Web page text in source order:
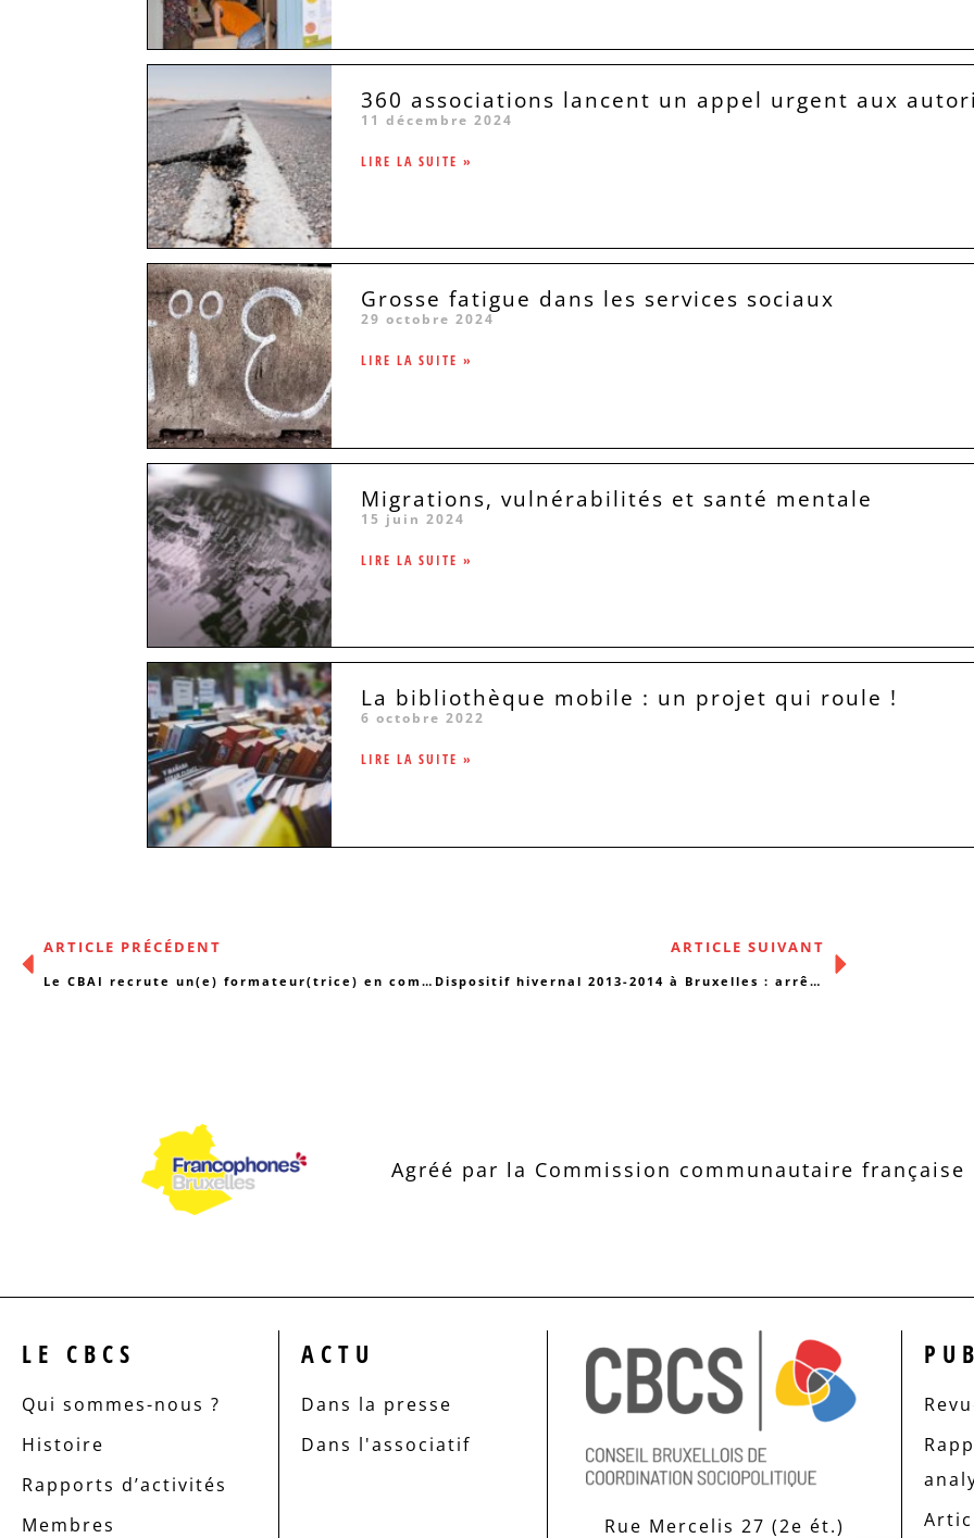
360 associations lancent un appel urgent aux
11 décembre 2024
LIRE LA SUITE »
Grosse fatigue dans les services sociaux
29 octobre 2024
LIRE LA SUITE »
Migrations, vulnérabilités et santé mentale
15 juin 2024
LIRE LA SUITE »
La bibliothèque mobile : un projet qui roule !
6 octobre 2022
LIRE LA SUITE »
ARTICLE PRÉCÉDENT
Le CBAI recrute un(e) formateur(trice) en communication interculturelle
ARTICLE SUIVANT
Dispositif hivernal 2013-2014 à Bruxelles : arrêt sur image !
Agréé par la Commission communautaire
LE CBCS
Qui sommes-nous ?
Histoire
Rapports d’activités
Membres
ACTU
Dans la presse
Dans l'associatif
Rue Mercelis 27 (2e ét.)